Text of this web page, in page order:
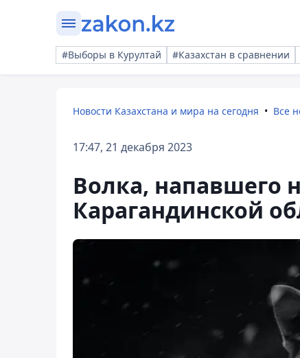
#Выборы в Курултай #Казахстан в сравнении
Новости Казахстана и мира на сегодня Все
17:47, 21 декабря 2023
Волка, напавшего
Карагандинской